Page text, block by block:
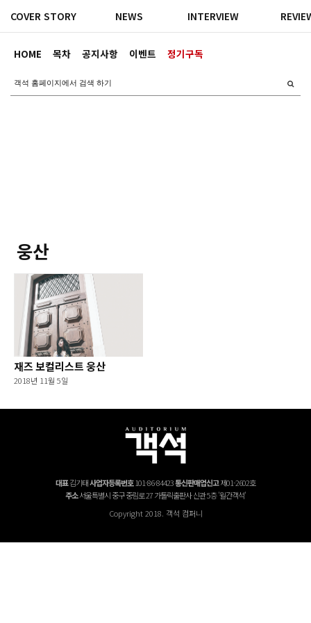
HOME 목차 공지사항 이벤트 정기구독
COVER STORY NEWS INTERVIEW
웅산
재즈 보컬리스트 웅산
2018년 11월 5일
대표김기태사업자등록번호101-86-84423통신판매업신고제01-2602호
주소서울특별시 중구 중림로 27 가톨릭출판사 신관 5층 '월간객석'
Copyright 2018. 객석 컴퍼니